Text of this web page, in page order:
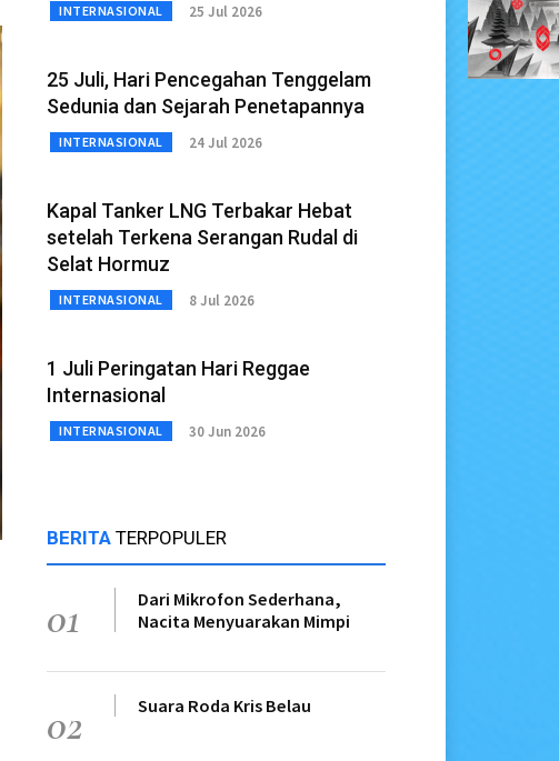
INTERNASIONAL 25 Jul 2026
25 Juli, Hari Pencegahan Tenggelam
Sedunia dan Sejarah Penetapannya
INTERNASIONAL 24 Jul 2026
Kapal Tanker LNG Terbakar Hebat
setelah Terkena Serangan Rudal di
Selat Hormuz
INTERNASIONAL 8 Jul 2026
1 Juli Peringatan Hari Reggae
Internasional
INTERNASIONAL 30 Jun 2026
BERITA TERPOPULER
01
Dari Mikrofon Sederhana,
Nacita Menyuarakan Mimpi
02 Suara Roda Kris Belau